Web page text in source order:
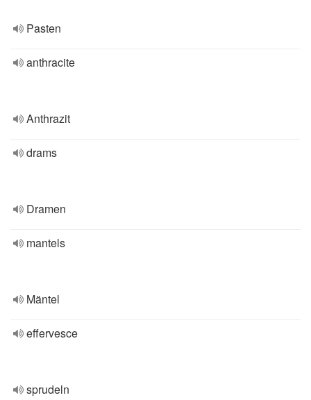
Pasten
anthracite
Anthrazit
drams
Dramen
mantels
Mäntel
effervesce
sprudeln